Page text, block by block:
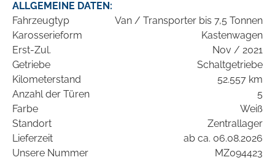
ALLGEMEINE DATEN:
Fahrzeugtyp
Van / Transporter bis 7,5 Tonnen
Karosserieform
Kastenwagen
Erst-Zul.
Nov / 2021
Getriebe
Schaltgetriebe
Kilometerstand
52.557 km
Anzahl der Türen
5
Farbe
Weiß
Standort
Zentrallager
Lieferzeit
ab ca. 06.08.2026
Unsere Nummer
MZ094423